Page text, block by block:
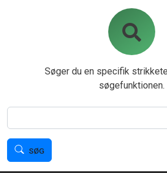
Søger du en specifik
søgefunktionen.
Søg
SØG